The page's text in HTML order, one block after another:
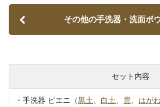
その他の手洗器・洗面ボ
セット内容
・手洗器 ピエニ（黒土、 白土、 雲、 はが